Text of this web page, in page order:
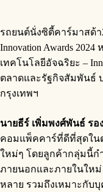
รถยนต์นั่งซิตี้คาร์มาสด้
Innovation Awards
เทคโนโลยีอัจฉริยะ –
ตลาดและรัฐกิจสัมพันธ์
กรุงเทพฯ
นายธีร์ เพิ่มพงศ์พันธ์ รอ
คอมแพ็คคาร์ที่ดีที่สุดใน
ใหม่ๆ โดยลูกค้ากลุ่มนี้ก
ภายนอกและภายในให
หลาย รวมถึงเหมาะกับ